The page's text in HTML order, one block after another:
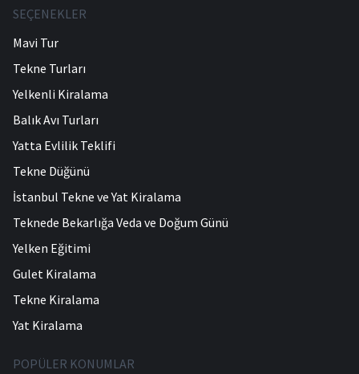
SEÇENEKLER
Mavi Tur
Tekne Turları
Yelkenli Kiralama
Balık Avı Turları
Yatta Evlilik Teklifi
Tekne Düğünü
İstanbul Tekne ve Yat Kiralama
Teknede Bekarlığa Veda ve Doğum Günü
Yelken Eğitimi
Gulet Kiralama
Tekne Kiralama
Yat Kiralama
POPÜLER KONUMLAR